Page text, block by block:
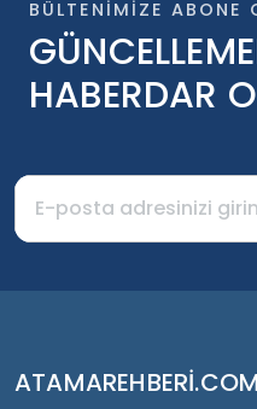
BÜLTENIMIZE ABONE
HABERDAR
ATAMAREHBERI.COM